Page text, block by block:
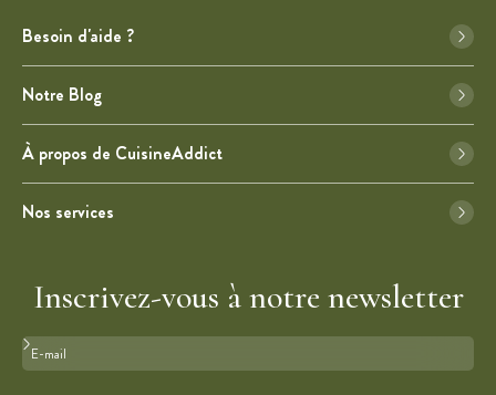
Besoin d'aide ?
Notre Blog
À propos de CuisineAddict
Nos services
Inscrivez-vous à notre newsletter
Format : adresse@email.com